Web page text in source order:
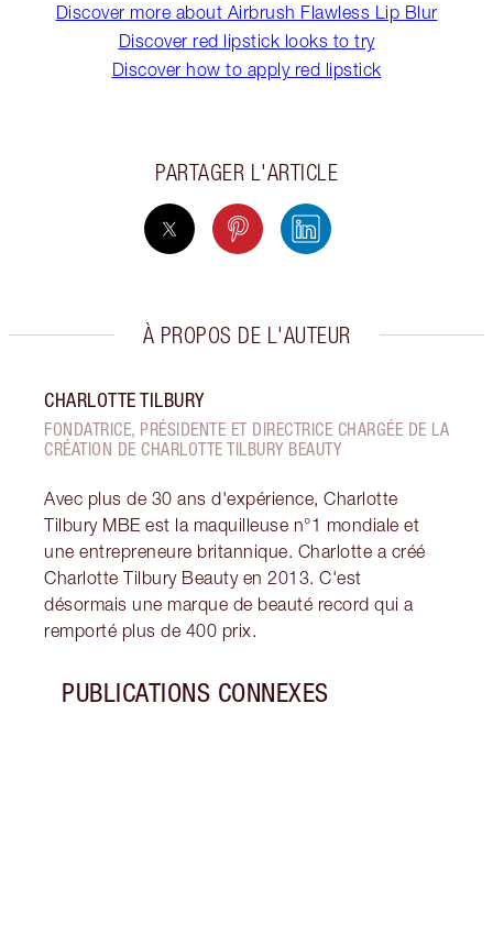
Discover more about Airbrush Flawless Lip Blur
Discover red lipstick looks to try
Discover how to apply red lipstick
PARTAGER L'ARTICLE
À PROPOS DE L'AUTEUR
CHARLOTTE TILBURY
FONDATRICE, PRÉSIDENTE ET DIRECTRICE CHARGÉE DE LA
CRÉATION DE CHARLOTTE TILBURY BEAUTY
Avec plus de 30 ans d'expérience, Charlotte
Tilbury MBE est la maquilleuse n°1 mondiale et
une entrepreneure britannique. Charlotte a créé
Charlotte Tilbury Beauty en 2013. C'est
désormais une marque de beauté record qui a
remporté plus de 400 prix.
PUBLICATIONS CONNEXES